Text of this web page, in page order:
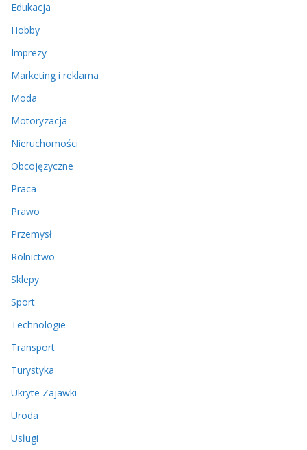
Edukacja
Hobby
Imprezy
Marketing i reklama
Moda
Motoryzacja
Nieruchomości
Obcojęzyczne
Praca
Prawo
Przemysł
Rolnictwo
Sklepy
Sport
Technologie
Transport
Turystyka
Ukryte Zajawki
Uroda
Usługi